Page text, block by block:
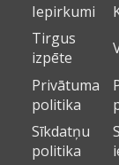
Iepirkumi
Tirgus
izpēte
Privātuma
politika
Sīkdatņu
politika